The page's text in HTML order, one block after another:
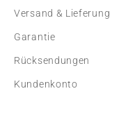
Versand & Lieferung
Garantie
Rücksendungen
Kundenkonto